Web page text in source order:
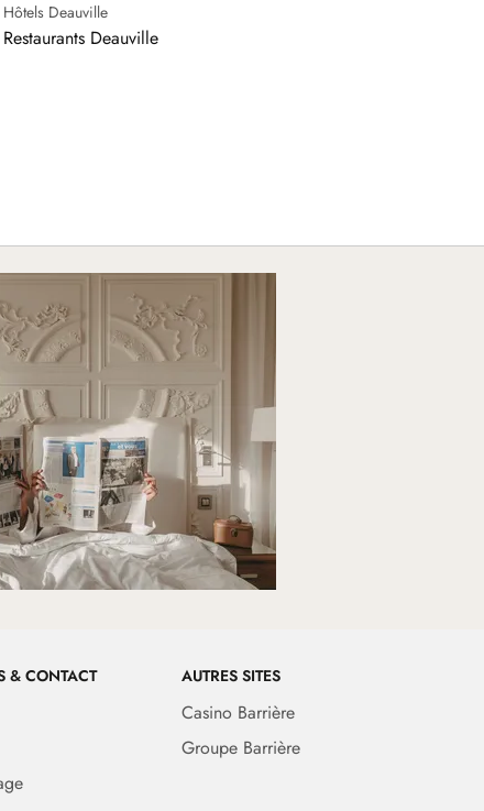
Hôtels Deauville
Restaurants Deauville
& CONTACT AUTRES SITES
Casino Barrière
Groupe Barrière